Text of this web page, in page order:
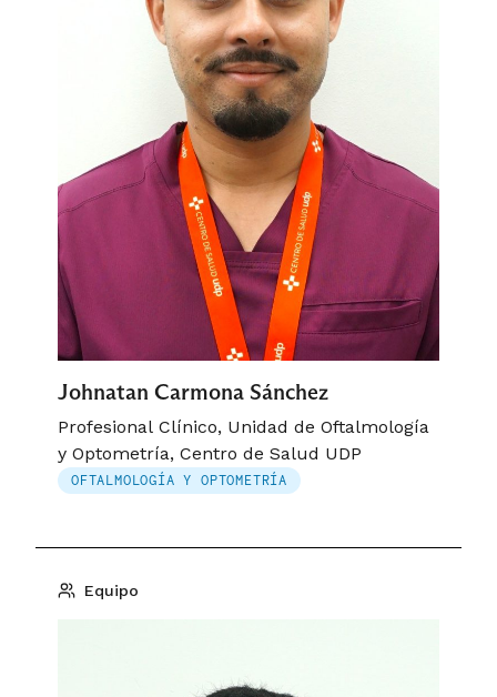
Johnatan Carmona Sánchez
Profesional Clínico, Unidad de Oftalmología
y Optometría, Centro de Salud UDP
OFTALMOLOGÍA Y OPTOMETRÍA
Equipo